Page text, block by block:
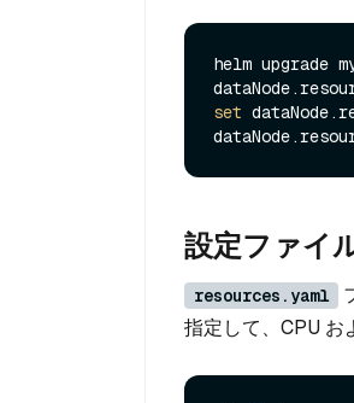
helm upgrade
set
設定ファイ
resources.yaml
指定して、CPU お